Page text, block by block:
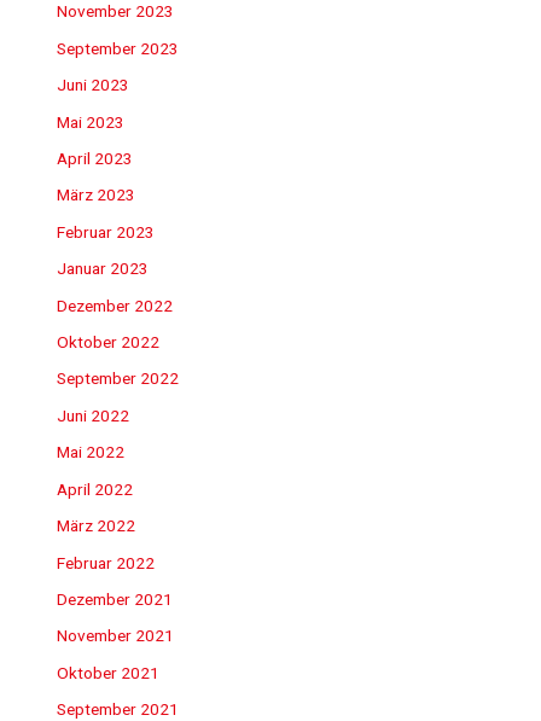
November 2023
September 2023
Juni 2023
Mai 2023
April 2023
März 2023
Februar 2023
Januar 2023
Dezember 2022
Oktober 2022
September 2022
Juni 2022
Mai 2022
April 2022
März 2022
Februar 2022
Dezember 2021
November 2021
Oktober 2021
September 2021